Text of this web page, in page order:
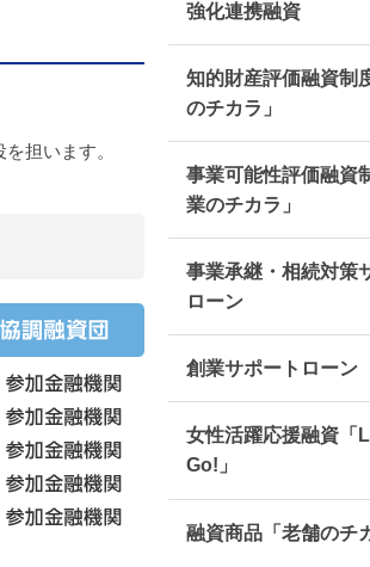
担います。
強化連携融資
知的財産評価融資制
のチカラ」
事業可能性評価融資
業のチカラ」
事業承継・相続対策
ローン
創業サポートローン
女性活躍応援融資「
Go!」
融資商品「老舗のチ